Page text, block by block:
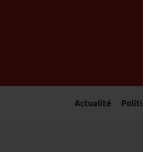
Actualité